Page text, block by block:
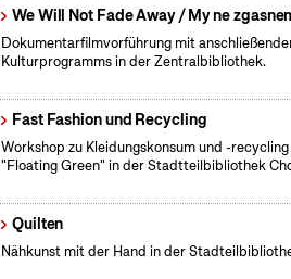
We Will Not Fade Away / My ne
Dokumentarfilmvorführung mit
Kulturprogramms in der Zentralbibliothek.
Fast Fashion und Recycling
Workshop zu Kleidungskonsum und -
"Floating Green" in der Stadtteilbibliothek
Quilten
Nähkunst mit der Hand in der